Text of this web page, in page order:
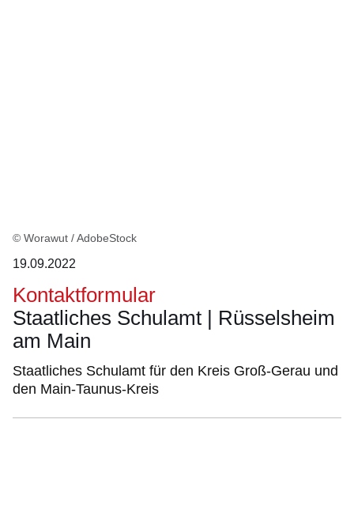
© Worawut / AdobeStock
19.09.2022
Kontaktformular
Staatliches Schulamt | Rüsselsheim
am Main
Staatliches Schulamt für den Kreis Groß-Gerau und
den Main-Taunus-Kreis